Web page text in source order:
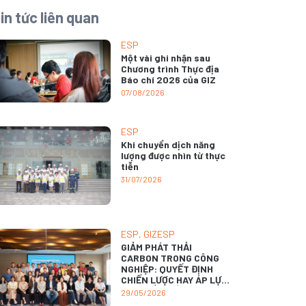
tức liên quan
ESP
Một vài ghi nhận sau
Chương trình Thực địa
Báo chí 2026 của GIZ
07/08/2026
ESP
Khi chuyển dịch năng
lượng được nhìn từ thực
tiễn
31/07/2026
ESP, GIZESP
GIẢM PHÁT THẢI
CARBON TRONG CÔNG
NGHIỆP: QUYẾT ĐỊNH
CHIẾN LƯỢC HAY ÁP LỰC
SINH TỒN ĐỐI VỚI
29/05/2026